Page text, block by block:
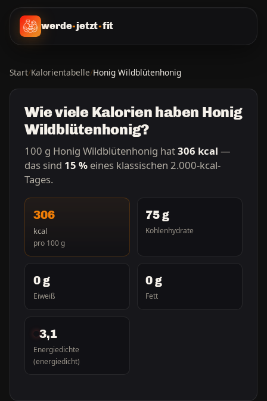
werde-jetzt-fit
Start/Kalorientabelle/Honig Wildblütenhonig
Wie viele Kalorien haben Honig
Wildblütenhonig?
100 g Honig Wildblütenhonig hat306 kcal —
das sind 15 % eines klassischen 2.000-kcal-
Tages.
306
kcal
pro 100 g
75 g
Kohlenhydrate
0 g
Eiweiß
0 g
Fett
3,1
Energiedichte
(energiedicht)